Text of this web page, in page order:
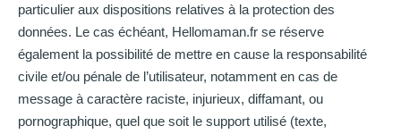
particulier aux dispositions relatives à la protection des
données. Le cas échéant, Hellomaman.fr se réserve
également la possibilité de mettre en cause la responsabilité
civile et/ou pénale de l’utilisateur, notamment en cas de
message à caractère raciste, injurieux, diffamant, ou
pornographique, quel que soit le support utilisé (texte,